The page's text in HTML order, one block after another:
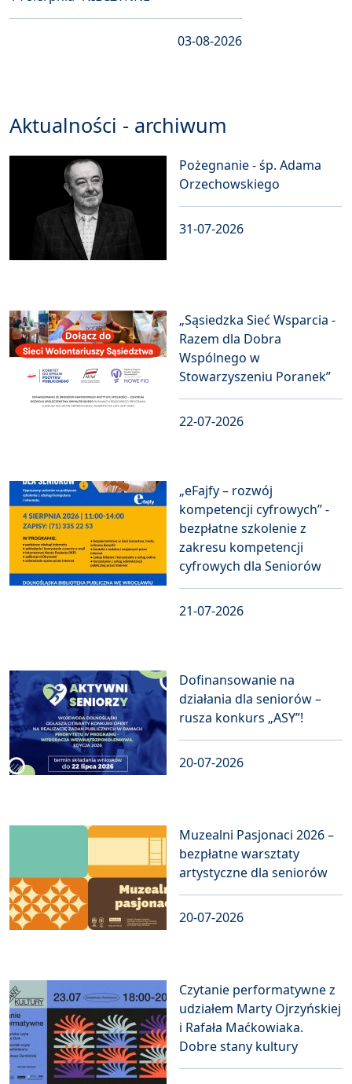
03-08-2026
Aktualności - archiwum
Pożegnanie - śp. Adama
Orzechowskiego
31-07-2026
„Sąsiedzka Sieć Wsparcia -
Razem dla Dobra
Wspólnego w
Stowarzyszeniu Poranek”
22-07-2026
„eFajfy – rozwój
kompetencji cyfrowych” -
bezpłatne szkolenie z
zakresu kompetencji
cyfrowych dla Seniorów
21-07-2026
Dofinansowanie na
działania dla seniorów –
rusza konkurs „ASY”!
20-07-2026
Muzealni Pasjonaci 2026 –
bezpłatne warsztaty
artystyczne dla seniorów
20-07-2026
Czytanie performatywne z
udziałem Marty Ojrzyńskiej
i Rafała Maćkowiaka.
Dobre stany kultury